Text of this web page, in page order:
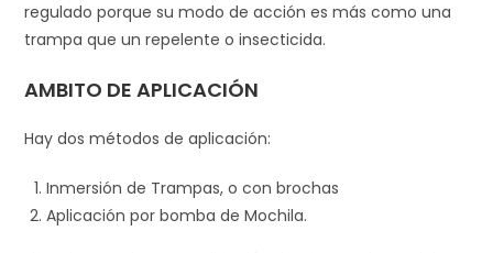
regulado porque su modo de acción es más como una
trampa que un repelente o insecticida.
AMBITO DE APLICACIÓN
Hay dos métodos de aplicación:
Inmersión de Trampas, o con brochas
Aplicación por bomba de Mochila.